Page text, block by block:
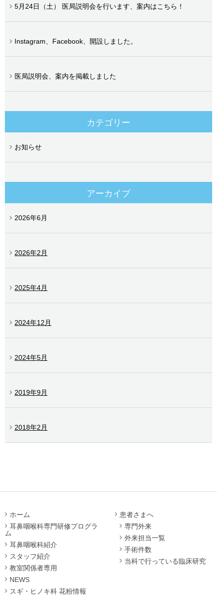
5月24日（土） 医局説明会を行います、案内はこちら！
Instagram、Facebook、開設しました。
医局説明会、案内を掲載しました
カテゴリー
お知らせ
アーカイブ
2026年6月
2026年2月
2025年4月
2024年12月
2024年5月
2019年9月
2018年2月
ホーム
耳鼻咽喉科専門研修プログラ
ム
耳鼻咽喉科紹介
スタッフ紹介
教室関係者専用
NEWS
スギ・ヒノキ科 花粉情報
患者さまへ
専門外来
外来担当一覧
手術件数
当科で行っている臨床研究